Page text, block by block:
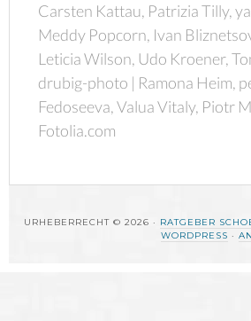
Carsten Kattau, Patrizia Tilly,
Meddy Popcorn, Ivan
Leticia Wilson, Udo Kroener,
drubig-photo | Ramona Heim,
Fedoseeva, Valua Vitaly, Piotr
Fotolia.com
URHEBERRECHT © 2026 · RATGEBER
WORDPRESS ·